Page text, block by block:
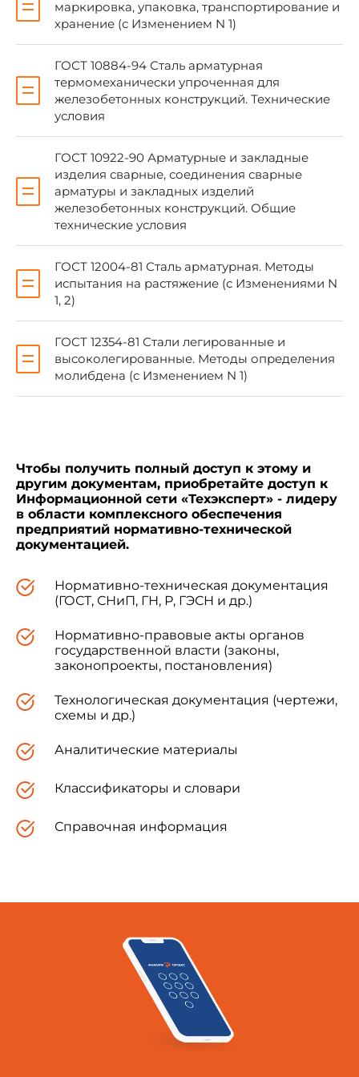
Приказом Федерального агентства по
техническому регулированию и метрологии от
4 ВВЕДЕН ВПЕРВЫЕ
Информация об изменениях к настоящему
стандарту публикуется в ежегодно
издаваемом информационном указателе
"Национальные стандарты", а текст
издаваемых информационных указателях
"Национальные стандарты". В случае
пересмотра (замены) или отмены
ежемесячно издаваемом информационном
указателе "Национальные стандарты".
Соответствующая информация,
уведомление и тексты размещаются также
Интернет
Настоящий стандарт распространяется на
свариваемый арматурный прокат
периодического профиля классов А500С и
железобетонных конструкций.
ГОСТ 7566-94Металлопродукция.
Приемка, маркировка, упаковка,
транспортирование и хранение
ГОСТ 10884-94Сталь арматурная
термомеханически упрочненная для
маркировка, упаковка, транспортирование и
хранение (с Изменением N 1)
ГОСТ 10884-94 Сталь арматурная
термомеханически упроченная для
железобетонных конструкций. Технические
условия
ГОСТ 10922-90 Арматурные и закладные
изделия сварные, соединения сварные
арматуры и закладных изделий
железобетонных конструкций. Общие
технические условия
ГОСТ 12004-81 Сталь арматурная. Методы
испытания на растяжение (с Изменениями N
1, 2)
ГОСТ 12354-81 Стали легированные и
высоколегированные. Методы определения
молибдена (с Изменением N 1)
Чтобы получить полный доступ к этому и
другим документам, приобретайте доступ к
Информационной сети «Техэксперт» - лидеру
в области комплексного обеспечения
предприятий нормативно-технической
документацией.
Нормативно-техническая документация
(ГОСТ, СНиП, ГН, Р, ГЭСН и др.)
Нормативно-правовые акты органов
государственной власти (законы,
законопроекты, постановления)
Технологическая документация (чертежи,
схемы и др.)
Аналитические материалы
Классификаторы и словари
Справочная информация